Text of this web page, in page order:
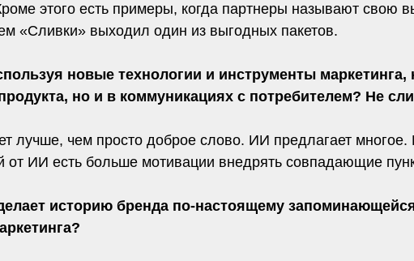
этого есть примеры, когда партнеры называют
«Сливки» выходил один из выгодных пакетов.
новые технологии и инструменты
но и в коммуникациях с потребителем? Не
лучше, чем просто доброе слово. ИИ предлагает
от ИИ есть больше мотивации внедрять совпадающие
историю бренда по-настоящему